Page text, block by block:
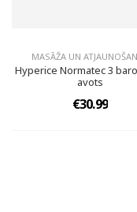
MASĀŽA UN
Hyperice Normatec 3
avots
€30.99